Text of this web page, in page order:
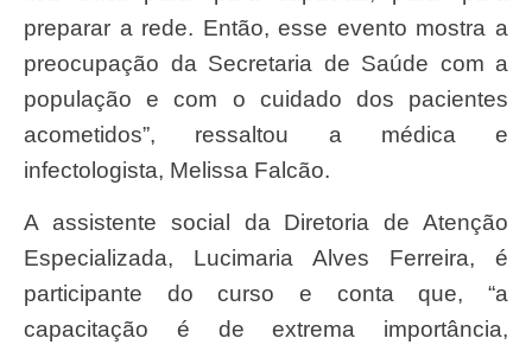
preparar a rede. Então, esse evento mostra a
preocupação da Secretaria de Saúde com a
população e com o cuidado dos pacientes
acometidos”, ressaltou a médica e
infectologista, Melissa Falcão.
A assistente social da Diretoria de Atenção
Especializada, Lucimaria Alves Ferreira, é
participante do curso e conta que, “a
capacitação é de extrema importância,